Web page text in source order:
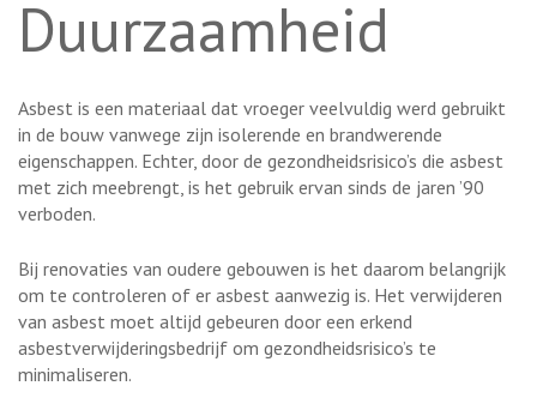
Duurzaamheid
Asbest is een materiaal dat vroeger veelvuldig werd gebruikt
in de bouw vanwege zijn isolerende en brandwerende
eigenschappen. Echter, door de gezondheidsrisico’s die asbest
met zich meebrengt, is het gebruik ervan sinds de jaren ’90
verboden.
Bij renovaties van oudere gebouwen is het daarom belangrijk
om te controleren of er asbest aanwezig is. Het verwijderen
van asbest moet altijd gebeuren door een erkend
asbestverwijderingsbedrijf om gezondheidsrisico’s te
minimaliseren.